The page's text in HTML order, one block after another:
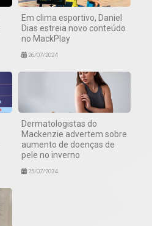
Em clima esportivo, Daniel
Dias estreia novo conteúdo
no MackPlay
26/07/2024
Dermatologistas do
Mackenzie advertem sobre
aumento de doenças de
pele no inverno
25/07/2024